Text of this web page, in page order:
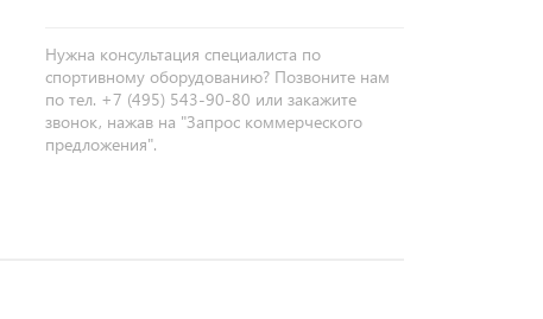
Нужна консультация специалиста по
спортивному оборудованию? Позвоните нам
по тел. +7 (495) 543-90-80 или закажите
звонок, нажав на "Запрос коммерческого
предложения".